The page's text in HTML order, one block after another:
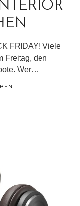
FRIDAY! Viele
Freitag, den
Wer…